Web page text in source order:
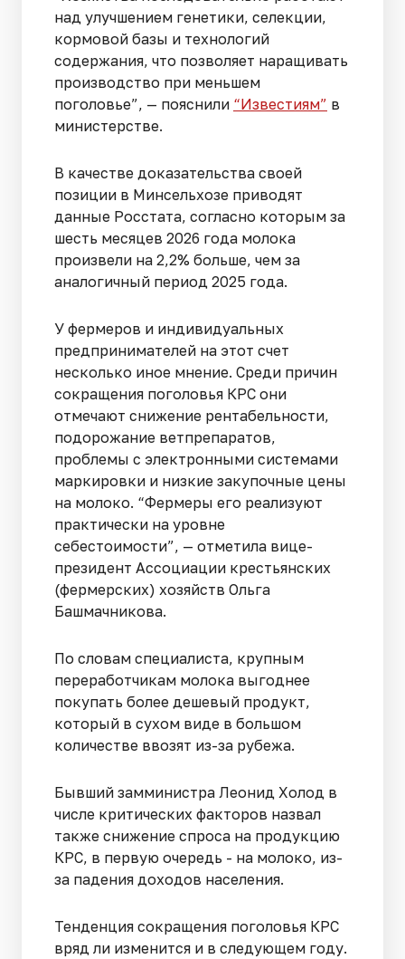
над улучшением генетики, селекции,
кормовой базы и технологий
содержания, что позволяет наращивать
производство при меньшем
поголовье”, — пояснили “Известиям” в
министерстве.
В качестве доказательства своей
позиции в Минсельхозе приводят
данные Росстата, согласно которым за
шесть месяцев 2026 года молока
произвели на 2,2% больше, чем за
аналогичный период 2025 года.
У фермеров и индивидуальных
предпринимателей на этот счет
несколько иное мнение. Среди причин
сокращения поголовья КРС они
отмечают снижение рентабельности,
подорожание ветпрепаратов,
проблемы с электронными системами
маркировки и низкие закупочные цены
на молоко. “Фермеры его реализуют
практически на уровне
себестоимости”, — отметила вице-
президент Ассоциации крестьянских
(фермерских) хозяйств Ольга
Башмачникова.
По словам специалиста, крупным
переработчикам молока выгоднее
покупать более дешевый продукт,
который в сухом виде в большом
количестве ввозят из-за рубежа.
Бывший замминистра Леонид Холод в
числе критических факторов назвал
также снижение спроса на продукцию
КРС, в первую очередь - на молоко, из-
за падения доходов населения.
Тенденция сокращения поголовья КРС
вряд ли изменится и в следующем году.